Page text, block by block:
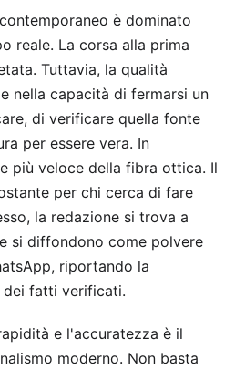
è dominato
reale. La corsa alla prima
Tuttavia, la qualità
nella capacità di fermarsi un
di verificare quella fonte
per essere vera. In
più veloce della fibra ottica. Il
per chi cerca di fare
la redazione si trova a
si diffondono come polvere
riportando la
dei fatti verificati.
e l'accuratezza è il
moderno. Non basta